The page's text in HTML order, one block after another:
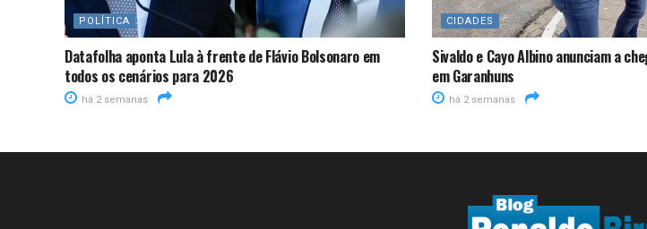
POLÍTICA
Datafolha aponta Lula à frente de Flávio Bolsonaro em
todos os cenários para 2026
há 2 semanas
CIDADES
Sivaldo e Cayo Albino anunciam a
em Garanhuns
há 2 semanas